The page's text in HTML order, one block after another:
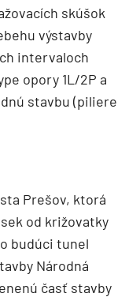
skúšok
výstavby
intervaloch
opory 1L/2P a
stavbu (piliere
Prešov, ktorá
od križovatky
budúci tunel
Národná
časť stavby